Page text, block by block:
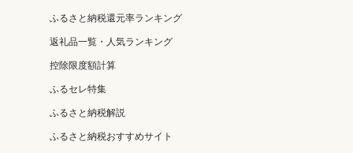
ふるさと納税還元率ランキング
返礼品一覧・人気ランキング
控除限度額計算
ふるセレ特集
ふるさと納税解説
ふるさと納税おすすめサイト